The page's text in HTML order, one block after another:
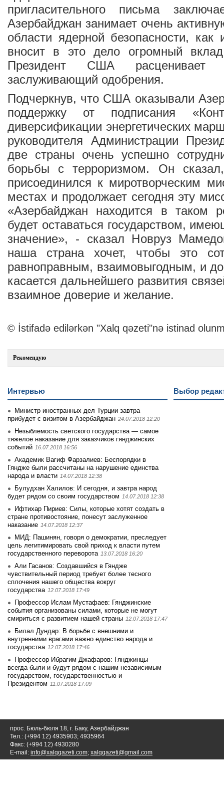
пригласительного письма
Азербайджан занимает очень
области ядерной безопасности,
вносит в это дело огромный
Президент США
заслуживающий одобрения.
Подчеркнув, что США оказывали
поддержку от подписания
диверсификации энергетических
руководителя Администрации
две страны очень успешно
борьбы с терроризмом. Он
присоединился к миротворческим
местах и продолжает сегодня эту
«Азербайджан находится в таком
будет оставаться государством,
значение», - сказал Новруз
наша страна хочет, чтобы это
равноправным, взаимовыгодным, и
касается дальнейшего развития
взаимное доверие и желание.
© İstifadə edilərkən "Xalq qəzeti"nə istinad
Рекомендую
Интервью
Министр иностранных дел Турции завтра
прибудет с визитом в Азербайджан 24.07.2018 12:20
Незыблемость светского государства — самое
тяжелое наказание для заказчиков гянджинских
событий 16.07.2018 16:56
Академик Вагиф Фарзалиев: Беспорядки в
Гяндже были рассчитаны на нарушение единства
народа и власти 14.07.2018 12:38
Булудхан Халилов: И сегодня, и завтра народ
будет рядом со своим государством 14.07.2018 12:38
Ифтихар Пириев: Силы, которые хотят создать в
стране противостояние, понесут заслуженное
наказание 14.07.2018 12:37
МИД: Пашинян, говоря о демократии, преследует
цель легитимировать свой приход к власти путем
государственного переворота 13.07.2018 16:20
Али Гасанов: Создавшийся в Гяндже
чувствительный период требует более тесного
сплочения нашего общества вокруг
государства 12.07.2018 17:49
Профессор Ислам Мустафаев: Гянджинские
события организованы силами, которые не могут
смириться с развитием нашей страны 12.07.2018 17:47
Билал Дундар: В борьбе с внешними и
внутренними врагами важно единство народа и
государства 12.07.2018 17:46
Профессор Ибрагим Джафаров: Гянджинцы
всегда были и будут рядом с нашим независимым
государством, государственностью и
Президентом 11.07.2018 17:09
Выбор
прос. Бюль-бюля 18, г. Баку, Азербайджан
Тел.: (+994 12) 4935903; 4935964
Факс: (+994 12) 4930280
E-mail: info@xalqqazeti.com; xalqqazeti@gmail.com